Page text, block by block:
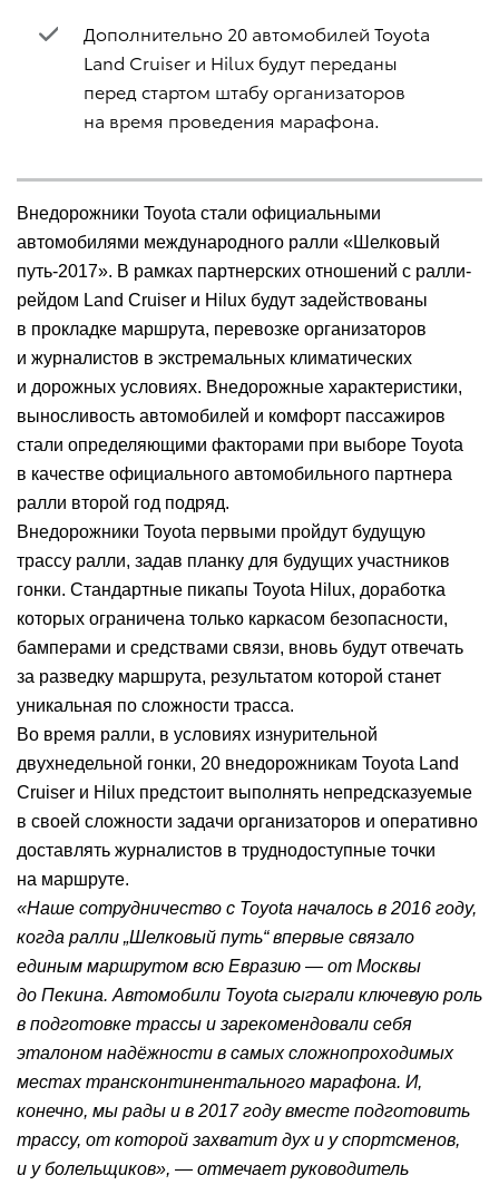
Дополнительно 20 автомобилей Toyota
Land Cruiser и Hilux будут переданы
перед стартом штабу организаторов
на время проведения марафона.
Внедорожники Toyota стали официальными
автомобилями международного ралли «Шелковый
путь-2017». В рамках партнерских отношений с ралли-
рейдом Land Cruiser и Hilux будут задействованы
в прокладке маршрута, перевозке организаторов
и журналистов в экстремальных климатических
и дорожных условиях. Внедорожные характеристики,
выносливость автомобилей и комфорт пассажиров
стали определяющими факторами при выборе Toyota
в качестве официального автомобильного партнера
ралли второй год подряд.
Внедорожники Toyota первыми пройдут будущую
трассу ралли, задав планку для будущих участников
гонки. Стандартные пикапы Toyota Hilux, доработка
которых ограничена только каркасом безопасности,
бамперами и средствами связи, вновь будут отвечать
за разведку маршрута, результатом которой станет
уникальная по сложности трасса.
Во время ралли, в условиях изнурительной
двухнедельной гонки, 20 внедорожникам Toyota Land
Cruiser и Hilux предстоит выполнять непредсказуемые
в своей сложности задачи организаторов и оперативно
доставлять журналистов в труднодоступные точки
на маршруте.
«Наше сотрудничество с Toyota началось в 2016 году,
когда ралли „Шелковый путь“ впервые связало
единым маршрутом всю Евразию — от Москвы
до Пекина. Автомобили Toyota сыграли ключевую роль
в подготовке трассы и зарекомендовали себя
эталоном надёжности в самых сложнопроходимых
местах трансконтинентального марафона. И,
конечно, мы рады и в 2017 году вместе подготовить
трассу, от которой захватит дух и у спортсменов,
и у болельщиков», — отмечает руководитель